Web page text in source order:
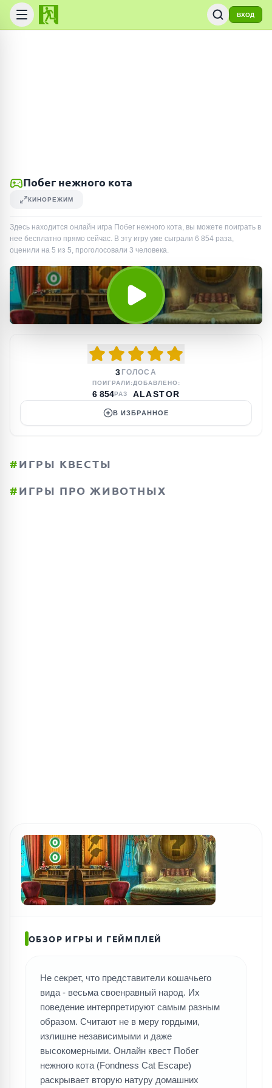
ВХОД
Побег нежного кота
КИНОРЕЖИМ
Здесь находится онлайн игра Побег нежного кота, вы можете поиграть в
нее бесплатно прямо сейчас. В эту игру уже сыграли 6 854 раза,
оценили на 5 из 5, проголосовали 3 человека.
3 ГОЛОСА
ПОИГРАЛИ:
6 854РАЗ
ДОБАВЛЕНО:
ALASTOR
В ИЗБРАННОЕ
#ИГРЫ КВЕСТЫ
#ИГРЫ ПРО ЖИВОТНЫХ
ОБЗОР ИГРЫ И ГЕЙМПЛЕЙ
Не секрет, что представители кошачьего
вида - весьма своенравный народ. Их
поведение интерпретируют самым разным
образом. Считают не в меру гордыми,
излишне независимыми и даже
высокомерными. Онлайн квест Побег
нежного кота (Fondness Cat Escape)
раскрывает вторую натуру домашних